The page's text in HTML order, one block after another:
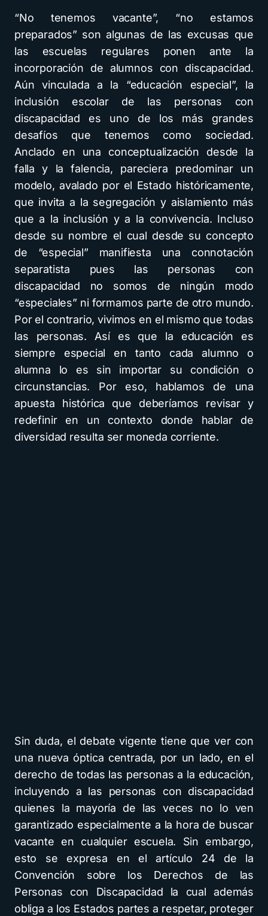
“No tenemos vacante”, “no estamos
preparados” son algunas de las excusas que
las escuelas regulares ponen ante la
incorporación de alumnos con discapacidad.
Aún vinculada a la “educación especial”, la
inclusión escolar de las personas con
discapacidad es uno de los más grandes
desafíos que tenemos como sociedad.
Anclado en una conceptualización desde la
falla y la falencia, pareciera predominar un
modelo, avalado por el Estado históricamente,
que invita a la segregación y aislamiento más
que a la inclusión y a la convivencia. Incluso
desde su nombre el cual desde su concepto
de “especial” manifiesta una connotación
separatista pues las personas con
discapacidad no somos de ningún modo
“especiales” ni formamos parte de otro mundo.
Por el contrario, vivimos en el mismo que todas
las personas. Así es que la educación es
siempre especial en tanto cada alumno o
alumna lo es sin importar su condición o
circunstancias. Por eso, hablamos de una
apuesta histórica que deberíamos revisar y
redefinir en un contexto donde hablar de
diversidad resulta ser moneda corriente.
Sin duda, el debate vigente tiene que ver con
una nueva óptica centrada, por un lado, en el
derecho de todas las personas a la educación,
incluyendo a las personas con discapacidad
quienes la mayoría de las veces no lo ven
garantizado especialmente a la hora de buscar
vacante en cualquier escuela. Sin embargo,
esto se expresa en el artículo 24 de la
Convención sobre los Derechos de las
Personas con Discapacidad la cual además
obliga a los Estados partes a respetar, proteger